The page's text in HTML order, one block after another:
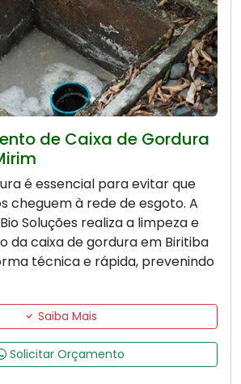
de Caixa de Gordura
é essencial para evitar que
cheguem à rede de esgoto. A
Soluções realiza a limpeza e
da caixa de gordura em Biritiba
técnica e rápida, prevenindo
Saiba Mais
Solicitar Orçamento